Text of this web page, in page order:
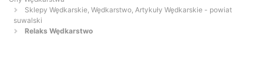
Sklepy Wędkarskie, Wędkarstwo, Artykuły Wędkarskie - powiat
suwalski
Relaks Wędkarstwo